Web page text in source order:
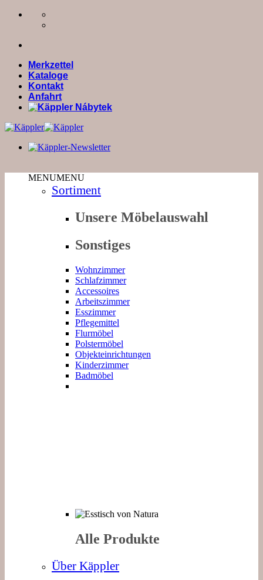
Zum
Merkzettel
Kataloge
Kontakt
Anfahrt
MENUMENU
Sortiment
Unsere Möbelauswahl
Sonstiges
Wohnzimmer
Schlafzimmer
Accessoires
Arbeitszimmer
Esszimmer
Pflegemittel
Flurmöbel
Polstermöbel
Objekteinrichtungen
Kinderzimmer
Badmöbel
Alle Produkte
Über Käppler